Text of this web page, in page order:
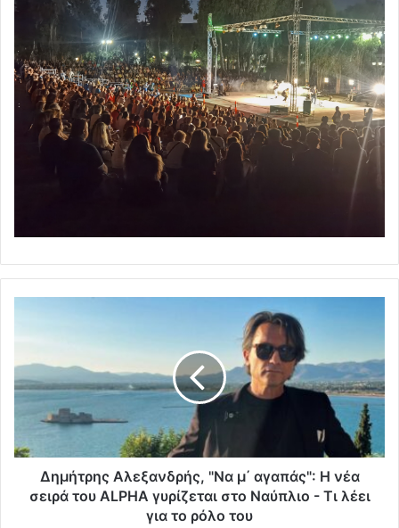
Δημήτρης Αλεξανδρής, "Να μ΄ αγαπάς": Η νέα
σειρά του ALPHA γυρίζεται στο Ναύπλιο - Τι λέει
για το ρόλο του